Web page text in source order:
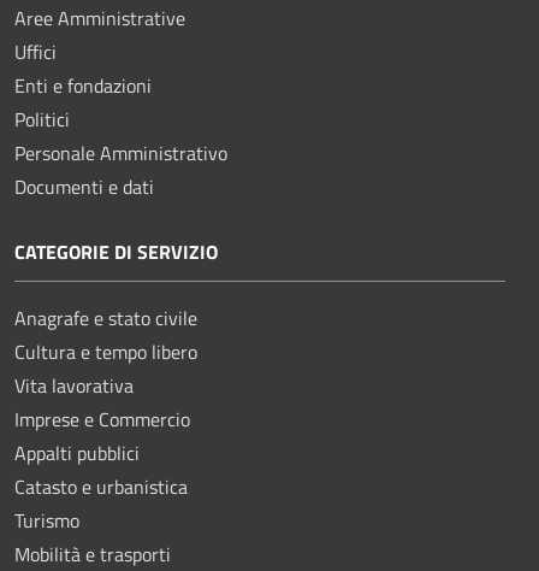
Aree Amministrative
Uffici
Enti e fondazioni
Politici
Personale Amministrativo
Documenti e dati
CATEGORIE DI SERVIZIO
Anagrafe e stato civile
Cultura e tempo libero
Vita lavorativa
Imprese e Commercio
Appalti pubblici
Catasto e urbanistica
Turismo
Mobilità e trasporti